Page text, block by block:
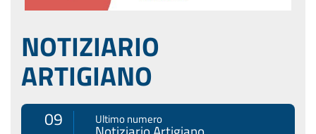
NOTIZIARIO
ARTIGIANO
09 Ultimo numero